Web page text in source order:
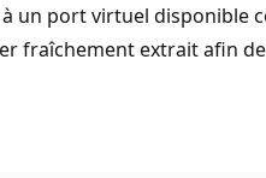
un port virtuel disponible
fraîchement extrait afin